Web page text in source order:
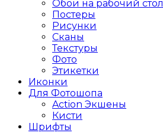
Обои на рабочий стол
Постеры
Рисунки
Сканы
Текстуры
Фото
Этикетки
Иконки
Для Фотошопа
Action Экшены
Кисти
Шрифты